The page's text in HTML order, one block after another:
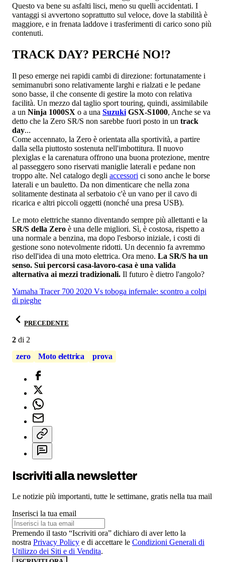
Questo va bene su asfalti lisci, meno su quelli accidentati. I
vantaggi si avvertono soprattutto sul veloce, dove la stabilità è
maggiore, e in frenata laddove i trasferimenti di carico sono più
contenuti.
TRACK DAY? PERCHé NO!?
Il peso emerge nei rapidi cambi di direzione: fortunatamente i
semimanubri sono relativamente larghi e rialzati e le pedane
sono basse, il che consente di gestire la moto con relativa
facilità. Un mezzo dal taglio sport touring, quindi, assimilabile
a un Ninja 1000SX o a una Suzuki GSX-S1000, Anche se va
detto che la Zero SR/S non sarebbe fuori posto in un track
day...
Come accennato, la Zero è orientata alla sportività, a partire
dalla sella piuttosto sostenuta nell'imbottitura. Il nuovo
plexiglas e la carenatura offrono una buona protezione, mentre
al passeggero sono riservati maniglie laterali e pedane non
troppo alte. Nel catalogo degli accessori ci sono anche le borse
laterali e un bauletto. Da non dimenticare che nella zona
solitamente destinata al serbatoio c'è un vano per il cavo di
ricarica e altri piccoli oggetti (nonché una presa USB).
Le moto elettriche stanno diventando sempre più allettanti e la
SR/S della Zero è una delle migliori. Sì, è costosa, rispetto a
una normale a benzina, ma dopo l'esborso iniziale, i costi di
gestione sono notevolmente ridotti. Un decennio fa avremmo
riso dell'idea di una moto elettrica. Ora meno. La SR/S ha un
senso. Sui percorsi casa-lavoro-casa è una valida
alternativa ai mezzi tradizionali. Il futuro è dietro l'angolo?
Yamaha Tracer 700 2020 Vs toboga infernale: scontro a colpi
di pieghe
PRECEDENTE
2 di 2
zero
Moto elettrica prova
Iscriviti alla newsletter
Le notizie più importanti, tutte le settimane, gratis nella tua mail
Inserisci la tua email
Premendo il tasto “Iscriviti ora” dichiaro di aver letto la
nostra Privacy Policy e di accettare le Condizioni Generali di
Utilizzo dei Siti e di Vendita.